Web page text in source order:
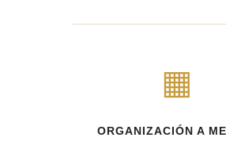
▦
ORGANIZACIÓN A